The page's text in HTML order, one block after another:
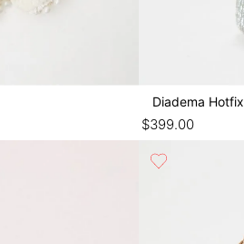
Diadema Hotfix
$399.00